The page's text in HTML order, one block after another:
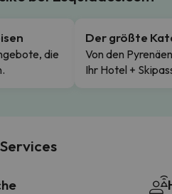
die
Der größte
Von den
Ihr Hotel +